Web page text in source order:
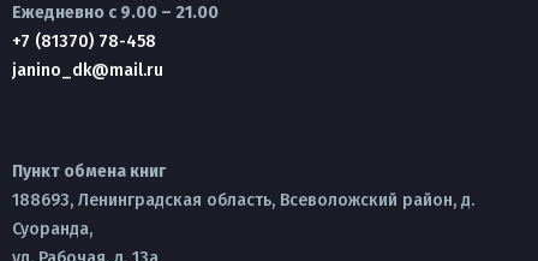
Ежедневно с 9.00 – 21.00
+7 (81370) 78-458
janino_dk@mail.ru
Пункт обмена книг
188693, Ленинградская область, Всеволожский район, д.
Суоранда,